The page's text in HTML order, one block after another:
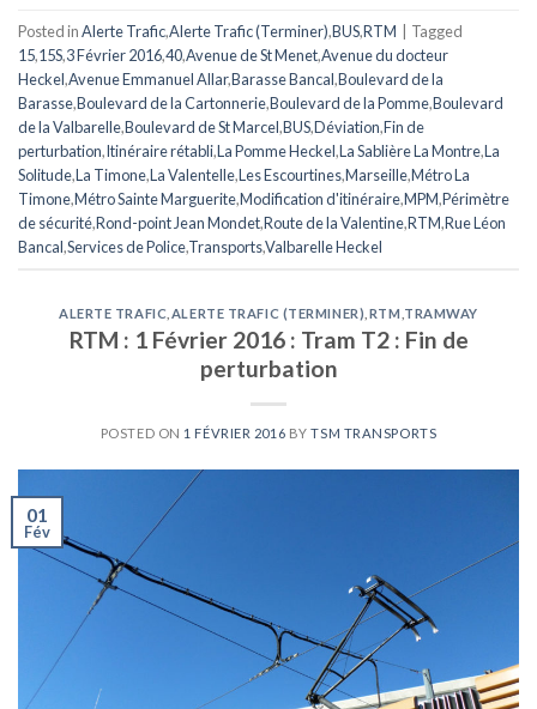
Posted inAlerte Trafic,Alerte Trafic (Terminer),BUS,RTM
Tagged
15,15S,3 Février 2016,40,Avenue de St Menet,Avenue du docteur
Heckel,Avenue Emmanuel Allar,Barasse Bancal,Boulevard de la
Barasse,Boulevard de la Cartonnerie,Boulevard de la Pomme,Boulevard
de la Valbarelle,Boulevard de St Marcel,BUS,Déviation,Fin de
perturbation,Itinéraire rétabli,La Pomme Heckel,La Sablière La Montre,La
Solitude,La Timone,La Valentelle,Les Escourtines,Marseille,Métro La
Timone,Métro Sainte Marguerite,Modification d'itinéraire,MPM,Périmètre
de sécurité,Rond-point Jean Mondet,Route de la Valentine,RTM,Rue Léon
Bancal,Services de Police,Transports,Valbarelle Heckel
ALERTE TRAFIC ALERTE TRAFIC (TERMINER) RTM TRAMWAY
RTM : 1 Février 2016 : Tram T2 : Fin de
perturbation
POSTED ON 1 FÉVRIER 2016 BYTSM TRANSPORTS
01
Fév